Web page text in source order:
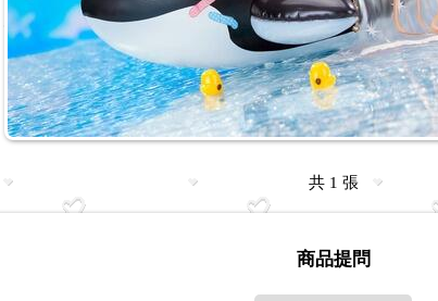
共 1 張
商品提問